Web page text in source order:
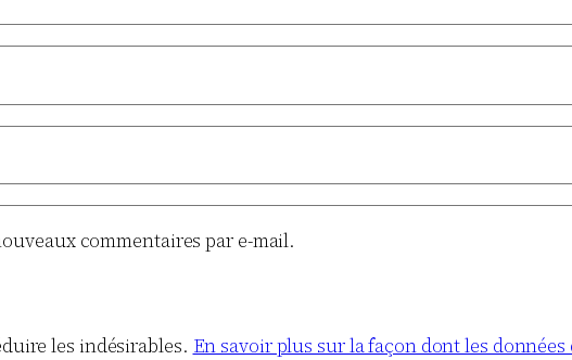
commentaires par e-mail.
les indésirables. En savoir plus sur la façon dont les